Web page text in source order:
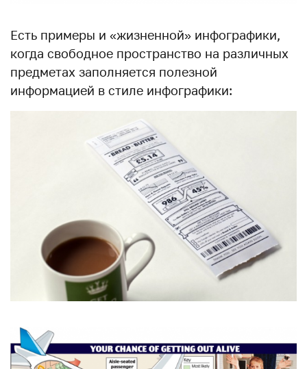
Есть примеры и «жизненной» инфографики,
когда свободное пространство на различных
предметах заполняется полезной
информацией в стиле инфографики: